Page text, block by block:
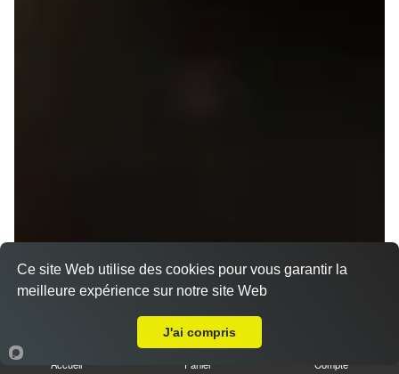
Menu V1 - Gyoza
Accueil Panier Compte
Ce site Web utilise des cookies pour vous garantir la
meilleure expérience sur notre site Web
J'ai compris